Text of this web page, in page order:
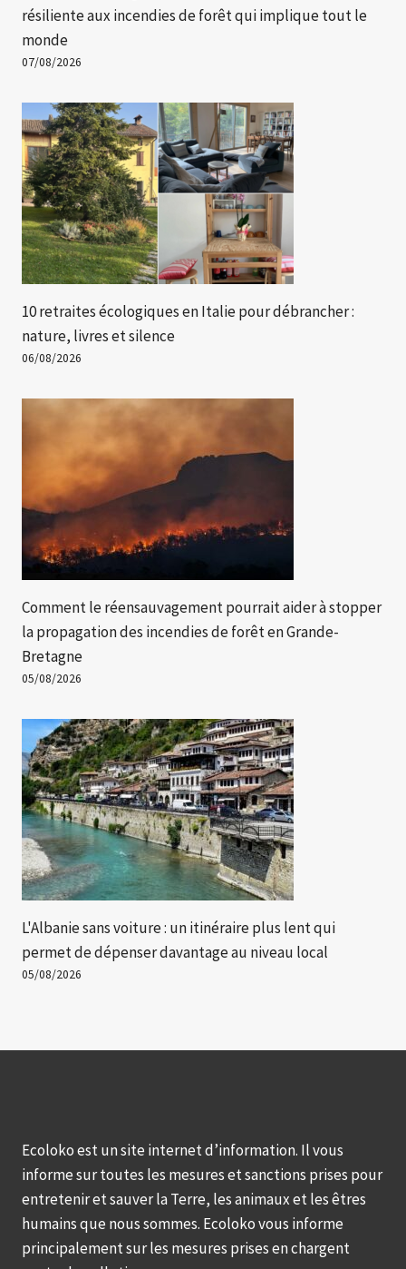
résiliente aux incendies de forêt qui implique tout le
monde
07/08/2026
10 retraites écologiques en Italie pour débrancher :
nature, livres et silence
06/08/2026
Comment le réensauvagement pourrait aider à stopper
la propagation des incendies de forêt en Grande-
Bretagne
05/08/2026
L'Albanie sans voiture : un itinéraire plus lent qui
permet de dépenser davantage au niveau local
05/08/2026
Ecoloko est un site internet d’information. Il vous
informe sur toutes les mesures et sanctions prises pour
entretenir et sauver la Terre, les animaux et les êtres
humains que nous sommes. Ecoloko vous informe
principalement sur les mesures prises en chargent